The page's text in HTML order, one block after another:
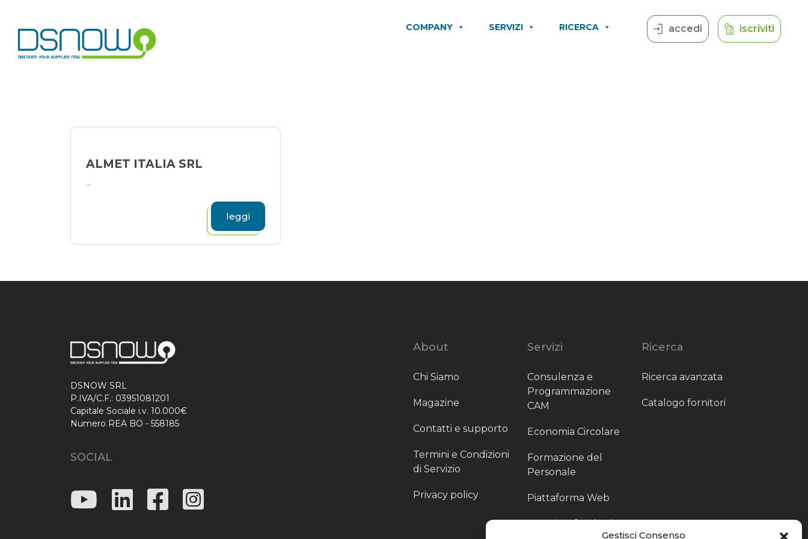
Gestisci Consenso
content
COMPANY SERVIZI RICERCA accedi iscriviti
ALMET ITALIA SRL
...
leggi
DSNOW SRL
P.IVA/C.F.: 03951081201
Capitale Sociale i.v. 10.000€
Numero REA BO - 558185
SOCIAL
About
Chi Siamo
Magazine
Contatti e supporto
Termini e Condizioni
di Servizio
Privacy policy
Servizi
Consulenza e
Programmazione
CAM
Economia Circolare
Formazione del
Personale
Piattaforma Web
Scouting fornitori
Ricerca
Ricerca avanzata
Catalogo fornitori